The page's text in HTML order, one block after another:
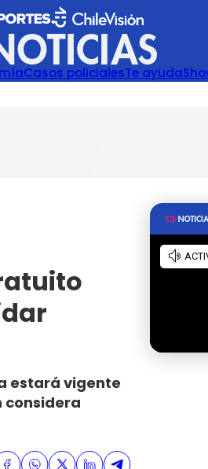
Casos policialesTe ayuda
estará vigente
considera